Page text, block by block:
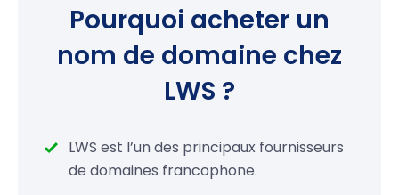
.tv
28,99 €
.ws
26,99 €
.ac
39,99 €
.am
Pourquoi acheter un
nom de domaine chez
LWS ?
LWS est l’un des principaux fournisseurs
de domaines francophone.